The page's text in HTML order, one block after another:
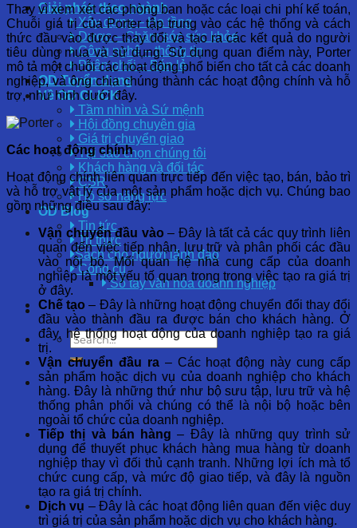
Giải pháp theo ngành
Xây dựng – Hạ tầng
Dược – Chăm sóc sức khỏe
Công nghệ – thông tin
Phân phối – Bán lẻ
OD Tuyển dụng
Về OD CLICK
Tầm nhìn và Sứ mệnh
Hội đồng chuyên gia
Giá trị chuyển giao
Tại sao chọn chúng tôi
Khách hàng và đối tác
CSR
Hồ sơ năng lực
OD Blog
Tin tức
Tri thức
Sách cho người lãnh đạo
Công cụ
Sổ tay văn hóa doanh nghiệp
Thay vì xem xét các phòng ban hoặc các loại chi phí kế toán,
Chuỗi giá trị của Porter tập trung vào các hệ thống và cách
thức đầu vào được thay đổi và tạo ra các kết quả do người
tiêu dùng mua và sử dụng. Sử dụng quan điểm này, Porter
mô tả một chuỗi các hoạt động phổ biến cho tất cả các doanh
nghiệp, và ông chia chúng thành các hoạt động chính và hỗ
trợ, như hình dưới đây.
Các hoạt động chính
Hoạt động chính liên quan trực tiếp đến việc tạo, bán, bảo trì
và hỗ trợ vật lý của một sản phẩm hoặc dịch vụ. Chúng bao
gồm những điều sau đây:
Vận chuyển đầu vào– Đây là tất cả các quy trình liên
quan đến việc tiếp nhận, lưu trữ và phân phối các đầu
vào nội bộ. Mối quan hệ nhà cung cấp của doanh
nghiệp là một yếu tố quan trọng trong việc tạo ra giá trị
ở đây.
Chế tạo – Đây là những hoạt động chuyển đổi thay đổi
đầu vào thành đầu ra được bán cho khách hàng. Ở
đây, hệ thống hoạt động của doanh nghiệp tạo ra giá
trị.
Vận chuyển đầu ra– Các hoạt động này cung cấp
sản phẩm hoặc dịch vụ của doanh nghiệp cho khách
hàng. Đây là những thứ như bộ sưu tập, lưu trữ và hệ
thống phân phối và chúng có thể là nội bộ hoặc bên
ngoài tổ chức của doanh nghiệp.
Tiếp thị và bán hàng – Đây là những quy trình sử
dụng để thuyết phục khách hàng mua hàng từ doanh
nghiệp thay vì đối thủ cạnh tranh. Những lợi ích mà tổ
chức cung cấp, và mức độ giao tiếp, và đây là nguồn
tạo ra giá trị chính.
Dịch vụ – Đây là các hoạt động liên quan đến việc duy
trì giá trị của sản phẩm hoặc dịch vụ cho khách hàng.